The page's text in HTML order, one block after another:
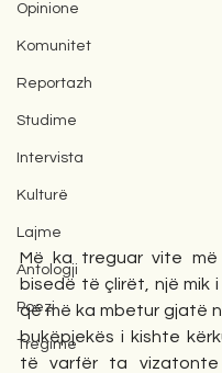
Opinione
Komunitet
Reportazh
Studime
Intervista
Kulturë
Lajme
Antologji
Poezi
Tregime
Më ka treguar vite
bisedë të çlirët, një mik i
që më ka mbetur gjatë
bukëpjekës i kishte
të varfër ta